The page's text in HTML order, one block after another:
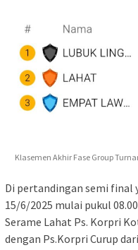
Klasemen Akhir Fase Group
Di pertandingan semi final
15/6/2025 mulai pukul
Serame Lahat Ps. Korpri
dengan Ps.Korpri Curup